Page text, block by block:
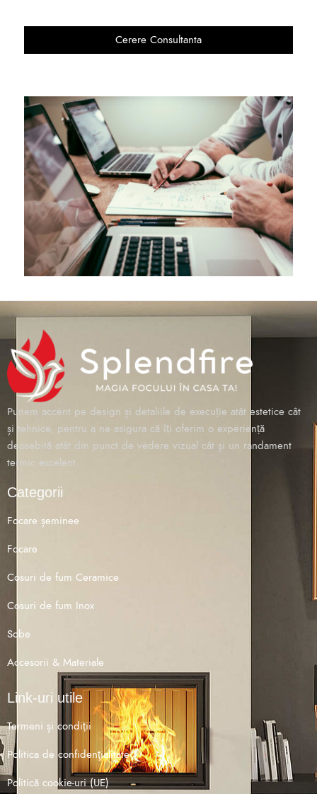
Cerere Consultanta
Punem accent pe design și detaliile de execuție atât estetice cât
și tehnice, pentru a ne asigura că îți oferim o experiență
deosebită atât din punct de vedere vizual cât și un randament
termic excelent.
Categorii
Focare șeminee
Focare
Cosuri de fum Ceramice
Cosuri de fum Inox
Sobe
Accesorii & Materiale
Link-uri utile
Termeni și condiții
Politica de confidenţialitate
Politică cookie-uri (UE)